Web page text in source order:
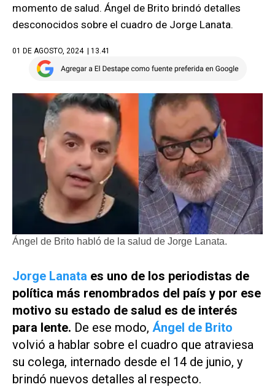
momento de salud. Ángel de Brito brindó detalles
desconocidos sobre el cuadro de Jorge Lanata.
01 DE AGOSTO, 2024 | 13.41
Ángel de Brito habló de la salud de Jorge Lanata.
Jorge Lanata es uno de los periodistas de
política más renombrados del país y por ese
motivo su estado de salud es de interés
para lente. De ese modo, Ángel de Brito
volvió a hablar sobre el cuadro que atraviesa
su colega, internado desde el 14 de junio, y
brindó nuevos detalles al respecto.